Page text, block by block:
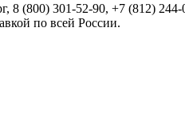
, 8 (800) 301-52-90, +7 (812) 244-
по всей России.